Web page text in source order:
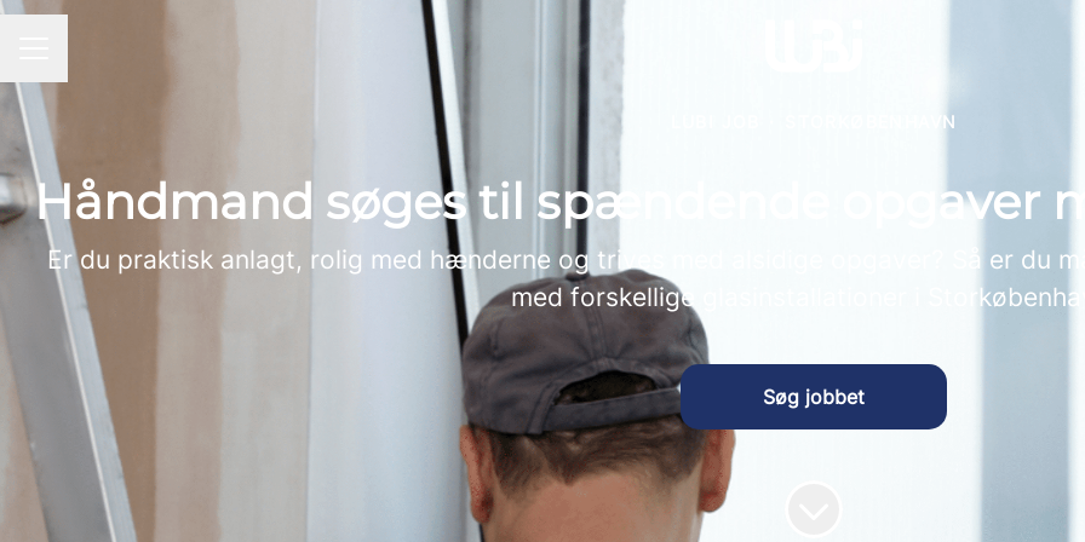
STORKØBENHAVN
Håndmand søges til spændende opgaver
Er du praktisk anlagt, rolig med hænderne og trives med alsidige opgaver? Så er du
med forskellige glasinstallationer i
Søg jobbet